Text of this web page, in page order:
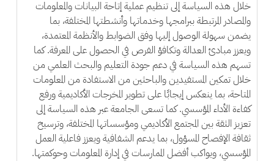
خلال هذه السياسة إلى تنظيم عملية إتاحة البيانات والمعلومات
والمصادر المرتبطة ببرامجها وخدماتها وأنشطتها المختلفة، بما
يضمن سهولة الوصول إليها وفق الضوابط والأنظمة المعتمدة،
ويعزز مبادئ العدالة وتكافؤ الفرص في الحصول على المعرفة. كما
تسهم هذه السياسة في دعم جودة التعليم والبحث العلمي من
خلال تمكين المستفيدين والباحثين من الاستفادة من المعلومات
المتاحة، بما ينعكس إيجابًا على تطوير المخرجات الأكاديمية ورفع
كفاءة الأداء المؤسسي. كما تسعى الجامعة عبر هذه السياسة إلى
تعزيز الثقة بين المجتمع الأكاديمي ومؤسساتها المختلفة، وترسيخ
ثقافة الإفصاح المسؤول، بما يدعم الشفافية ويعزز فاعلية العمل
المؤسسي، ويواكب أفضل الممارسات في إدارة المعلومات وحوكمتها.